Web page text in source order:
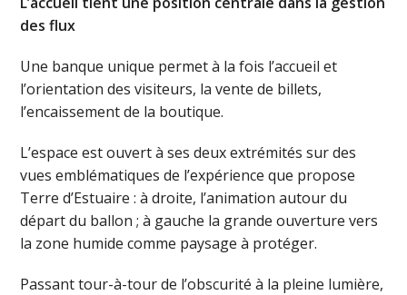
des flux
Une banque unique permet à la fois l’accueil et
l’orientation des visiteurs, la vente de billets,
l’encaissement de la boutique.
L’espace est ouvert à ses deux extrémités sur des
vues emblématiques de l’expérience que propose
Terre d’Estuaire : à droite, l’animation autour du
départ du ballon ; à gauche la grande ouverture vers
la zone humide comme paysage à protéger.
Passant tour-à-tour de l’obscurité à la pleine lumière,